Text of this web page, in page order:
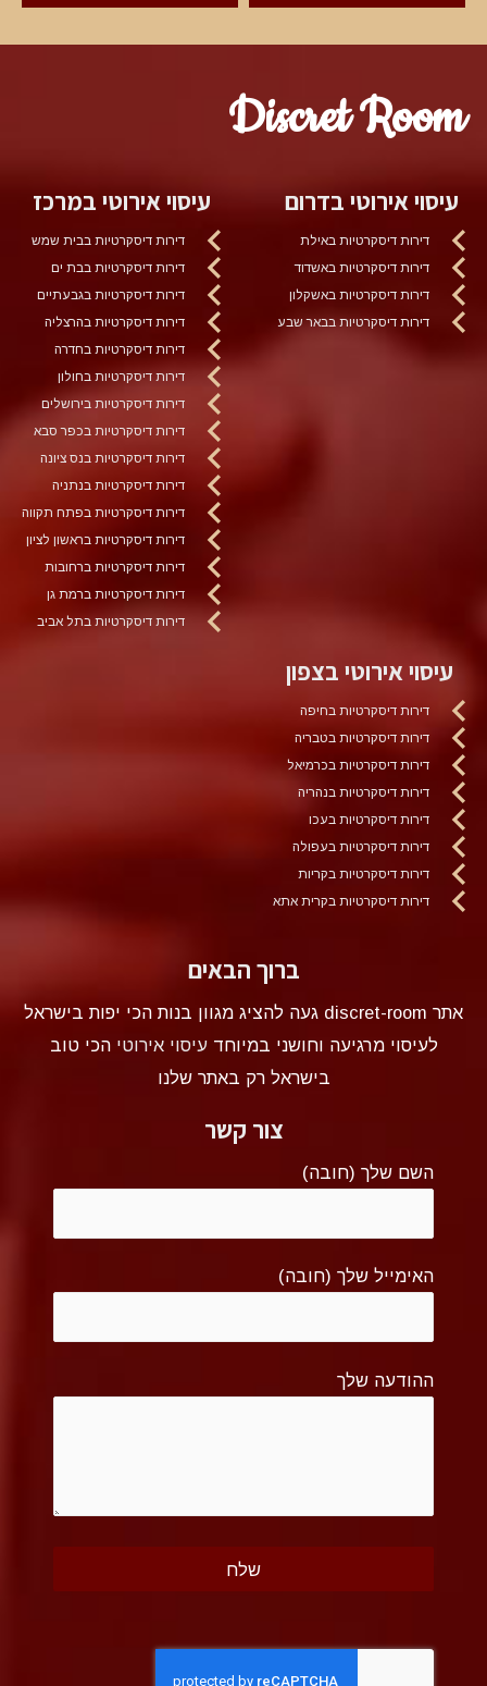
Discret Room
עיסוי אירוטי בדרום
דירות דיסקרטיות באילת
דירות דיסקרטיות באשדוד
דירות דיסקרטיות באשקלון
דירות דיסקרטיות בבאר שבע
עיסוי אירוטי במרכז
דירות דיסקרטיות בבית שמש
דירות דיסקרטיות בבת ים
דירות דיסקרטיות בגבעתיים
דירות דיסקרטיות בהרצליה
דירות דיסקרטיות בחדרה
דירות דיסקרטיות בחולון
דירות דיסקרטיות בירושלים
דירות דיסקרטיות בכפר סבא
דירות דיסקרטיות בנס ציונה
דירות דיסקרטיות בנתניה
דירות דיסקרטיות בפתח תקווה
דירות דיסקרטיות בראשון לציון
דירות דיסקרטיות ברחובות
דירות דיסקרטיות ברמת גן
דירות דיסקרטיות בתל אביב
עיסוי אירוטי בצפון
דירות דיסקרטיות בחיפה
דירות דיסקרטיות בטבריה
דירות דיסקרטיות בכרמיאל
דירות דיסקרטיות בנהריה
דירות דיסקרטיות בעכו
דירות דיסקרטיות בעפולה
דירות דיסקרטיות בקריות
דירות דיסקרטיות בקרית אתא
ברוך הבאים
אתר discret-room געה להציג מגוון בנות הכי יפות בישראל
לעיסוי מרגיעה וחושני במיוחדעיסוי אירוטי הכי טוב
בישראל רק באתר שלנו
צור קשר
השם שלך (חובה)
האימייל שלך (חובה)
ההודעה שלך